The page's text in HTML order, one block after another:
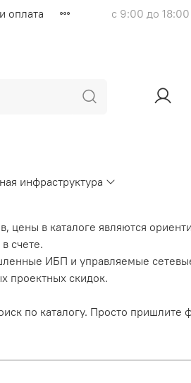
оплата с 9:00 до 18:00
инфраструктура
цены в каталоге являются
счете.
ИБП и управляемые
проектных скидок.
по каталогу. Просто пришлите